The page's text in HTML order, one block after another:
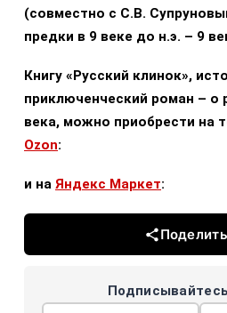
(совместно с С.В.
предки в 9 веке до н.э. – 9
Книгу «Русский клинок»,
приключенческий роман – о
века, можно приобрести на
Ozon:
и на Яндекс Маркет: